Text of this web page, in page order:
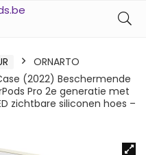
ORNARTO
(2022) Beschermende
Pro 2e generatie met
zichtbare siliconen hoes –